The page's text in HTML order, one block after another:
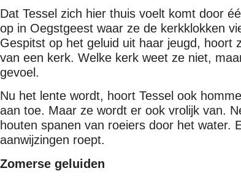
Dat Tessel zich hier thuis voelt komt door
op in Oegstgeest waar ze de kerkklokken
Gespitst op het geluid uit haar jeugd, hoort
van een kerk. Welke kerk weet ze niet,
gevoel.
Nu het lente wordt, hoort Tessel ook
aan toe. Maar ze wordt er ook vrolijk van.
houten spanen van roeiers door het water.
aanwijzingen roept.
Zomerse geluiden